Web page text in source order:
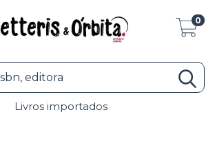
0
Livros importados